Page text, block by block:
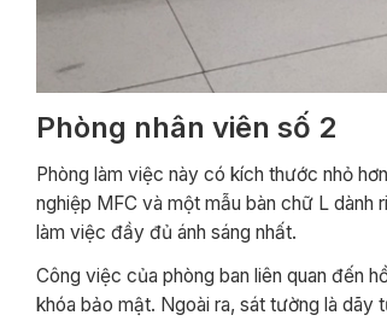
Phòng nhân viên số 2
Phòng làm việc này có kích thước nhỏ
nghiệp MFC và một mẫu bàn chữ L
làm việc đầy đủ ánh sáng nhất.
Công việc của phòng ban liên quan đến
khóa bảo mật. Ngoài ra, sát tường là dãy